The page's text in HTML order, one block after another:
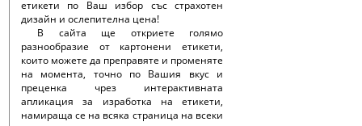
етикети по Ваш избор със страхотен
дизайн и ослепителна цена!
В сайта ще откриете голямо
разнообразие от картонени етикети,
които можете да преправяте и променяте
на момента, точно по Вашия вкус и
преценка чрез интерактивната
апликация за изработка на етикети,
намираща се на всяка страница на всеки